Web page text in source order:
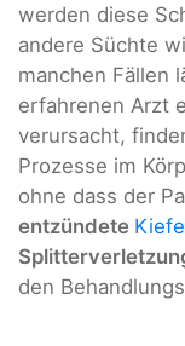
werden diese
andere Süchte
manchen Fällen
erfahrenen Arzt
verursacht,
Prozesse im
ohne dass der
entzündete
den